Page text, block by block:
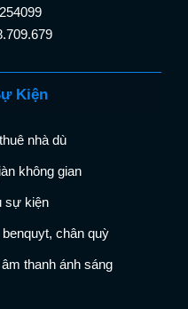
Kiện
nhà dù
không gian
sự kiện
chân quỳ
thanh ánh sáng